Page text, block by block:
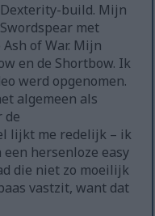
build. Mijn
met
of War. Mijn
en de Shortbow. Ik
werd opgenomen.
algemeen als
de
lijkt me redelijk – ik
hersenloze easy
die niet zo moeilijk
vastzit, want dat